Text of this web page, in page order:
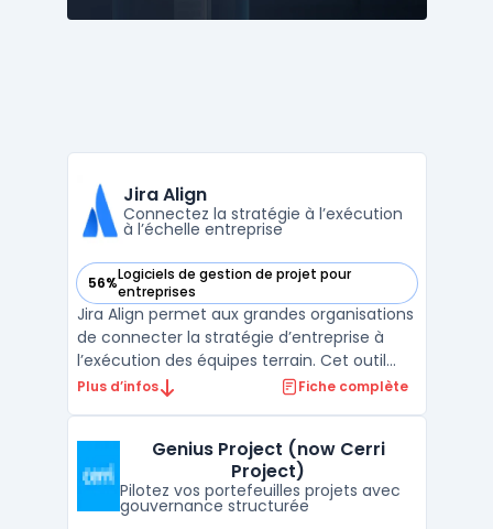
Jira Align
Connectez la stratégie à l’exécution
à l’échelle entreprise
56%Logiciels de gestion de projet pour
entreprises
— voir Jira Align dans cette catégorie
Jira Align permet aux grandes organisations
de connecter la stratégie d’entreprise à
l’exécution des équipes terrain. Cet outil
cloud s’adresse aux structures qui
leurs value streams pour piloter l’exécution
à grand ...
Plus d’infos Fiche complète
Genius Project (now Cerri
Project)
Pilotez vos portefeuilles projets avec
gouvernance structurée